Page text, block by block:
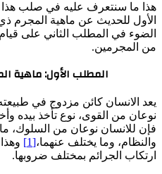
هذا ما سنتعرف عليه في صلب
الأول للحديث عن ماهية المجرم
الضوء في المطلب الثاني على قيام
من المجرمين.
المطلب الأول: ماهية
يعد الانسان كائن مزدوج في
نوعان من القوى، نوع تأخذ بيده
فإن للانسان نوعان من السلوك، ما
والنظام، وما يختلف عنهما،[1]
ارتكاب الجرائم بمختلف ضروبها.